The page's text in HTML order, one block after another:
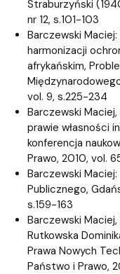
Straburzyński
nr 12, s.101-103
Barczewski
harmonizacji
afrykańskim,
vol. 9, s.225-234
Barczewski
prawie własności
konferencja
Prawo, 2010, vol.
Barczewski
Publicznego,
s.159-163
Barczewski Maciej,
Rutkowska
Prawa Nowych
Państwo i Prawo,